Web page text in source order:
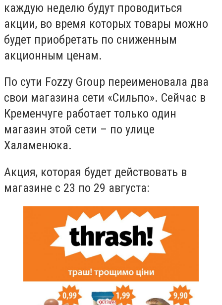
каждую неделю будут проводиться
акции, во время которых товары можно
будет приобретать по сниженным
акционным ценам.
По сути Fozzy Group переименовала два
свои магазина сети «Сильпо». Сейчас в
Кременчуге работает только один
магазин этой сети – по улице
Халаменюка.
Акция, которая будет действовать в
магазине с 23 по 29 августа: